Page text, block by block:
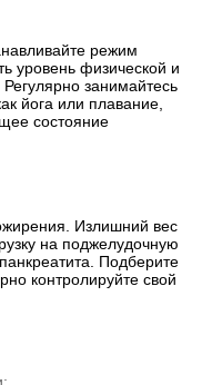
режим
уровень физической и
занимайтесь
йога или плавание,
состояние
Излишний вес
на поджелудочную
Подберите
контролируйте свой